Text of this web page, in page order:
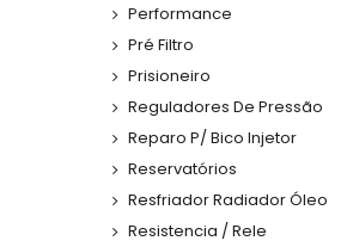
Performance
Pré Filtro
Prisioneiro
Reguladores De Pressão
Reparo P/ Bico Injetor
Reservatórios
Resfriador Radiador Óleo
Resistencia / Rele